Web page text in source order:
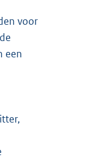
voor
een